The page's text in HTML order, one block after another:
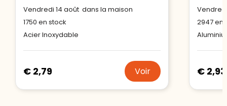
Vendredi 14 août dans la maison
1750 en stock
Acier Inoxydable
€ 2,79 Voir
2947en
€ 2,93